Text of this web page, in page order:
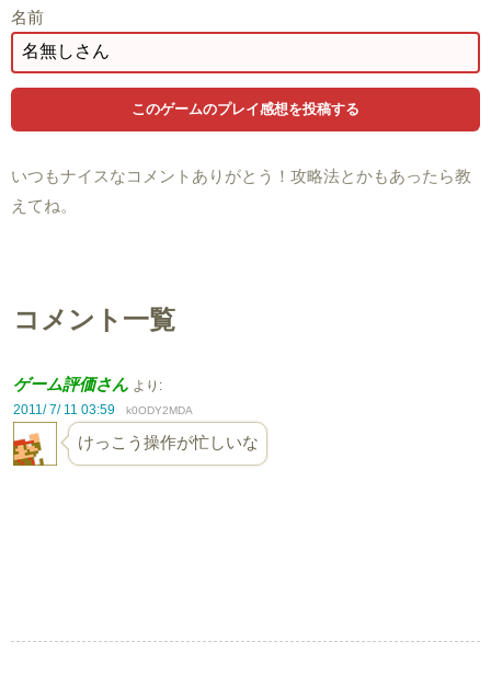
名前
いつもナイスなコメントありがとう！攻略法とかもあったら教
えてね。
コメント一覧
ゲーム評価さん より:
2011/ 7/ 11 03:59
k0ODY2MDA
けっこう操作が忙しいな